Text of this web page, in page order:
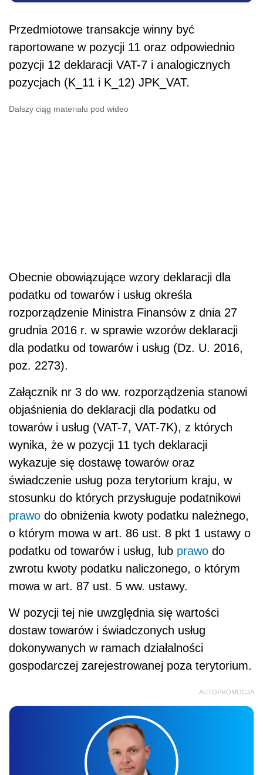
Przedmiotowe transakcje winny być
raportowane w pozycji 11 oraz odpowiednio
pozycji 12 deklaracji VAT-7 i analogicznych
pozycjach (K_11 i K_12) JPK_VAT.
Dalszy ciąg materiału pod wideo
Obecnie obowiązujące wzory deklaracji dla
podatku od towarów i usług określa
rozporządzenie Ministra Finansów z dnia 27
grudnia 2016 r. w sprawie wzorów deklaracji
dla podatku od towarów i usług (Dz. U. 2016,
poz. 2273).
Załącznik nr 3 do ww. rozporządzenia stanowi
objaśnienia do deklaracji dla podatku od
towarów i usług (VAT-7, VAT-7K), z których
wynika, że w pozycji 11 tych deklaracji
wykazuje się dostawę towarów oraz
świadczenie usług poza terytorium kraju, w
stosunku do których przysługuje podatnikowi
prawo do obniżenia kwoty podatku należnego,
o którym mowa w art. 86 ust. 8 pkt 1 ustawy o
podatku od towarów i usług, lub prawo do
zwrotu kwoty podatku naliczonego, o którym
mowa w art. 87 ust. 5 ww. ustawy.
W pozycji tej nie uwzględnia się wartości
dostaw towarów i świadczonych usług
dokonywanych w ramach działalności
gospodarczej zarejestrowanej poza terytorium.
AUTOPROMOCJA